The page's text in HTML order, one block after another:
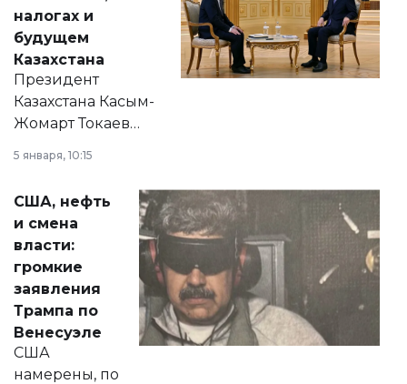
налогах и
будущем
Казахстана
Президент
Казахстана Касым-
Жомарт Токаев
сразу несколько
актуальных тем —
от слухов о
политических
реформах до
вопросов армии,
экономики и
личного здоровья.
5 января, 10:15
США, нефть
и смена
власти:
громкие
заявления
Трампа по
Венесуэле
США
намерены, по